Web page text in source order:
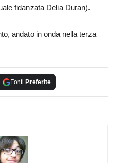
fidanzata Delia Duran).
andato in onda nella terza
Fonti Preferite